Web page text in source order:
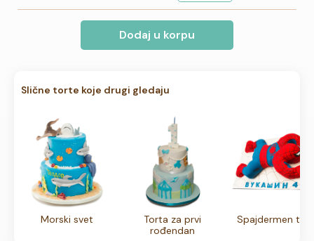
Dodaj u korpu
Slične torte koje drugi gledaju
Morski svet
Torta za prvi
rođendan
Spajdermen